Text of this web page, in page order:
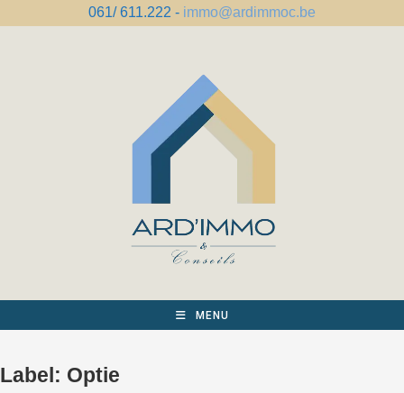
061/ 611.222 - immo@ardimmoc.be
MENU
Label: Optie